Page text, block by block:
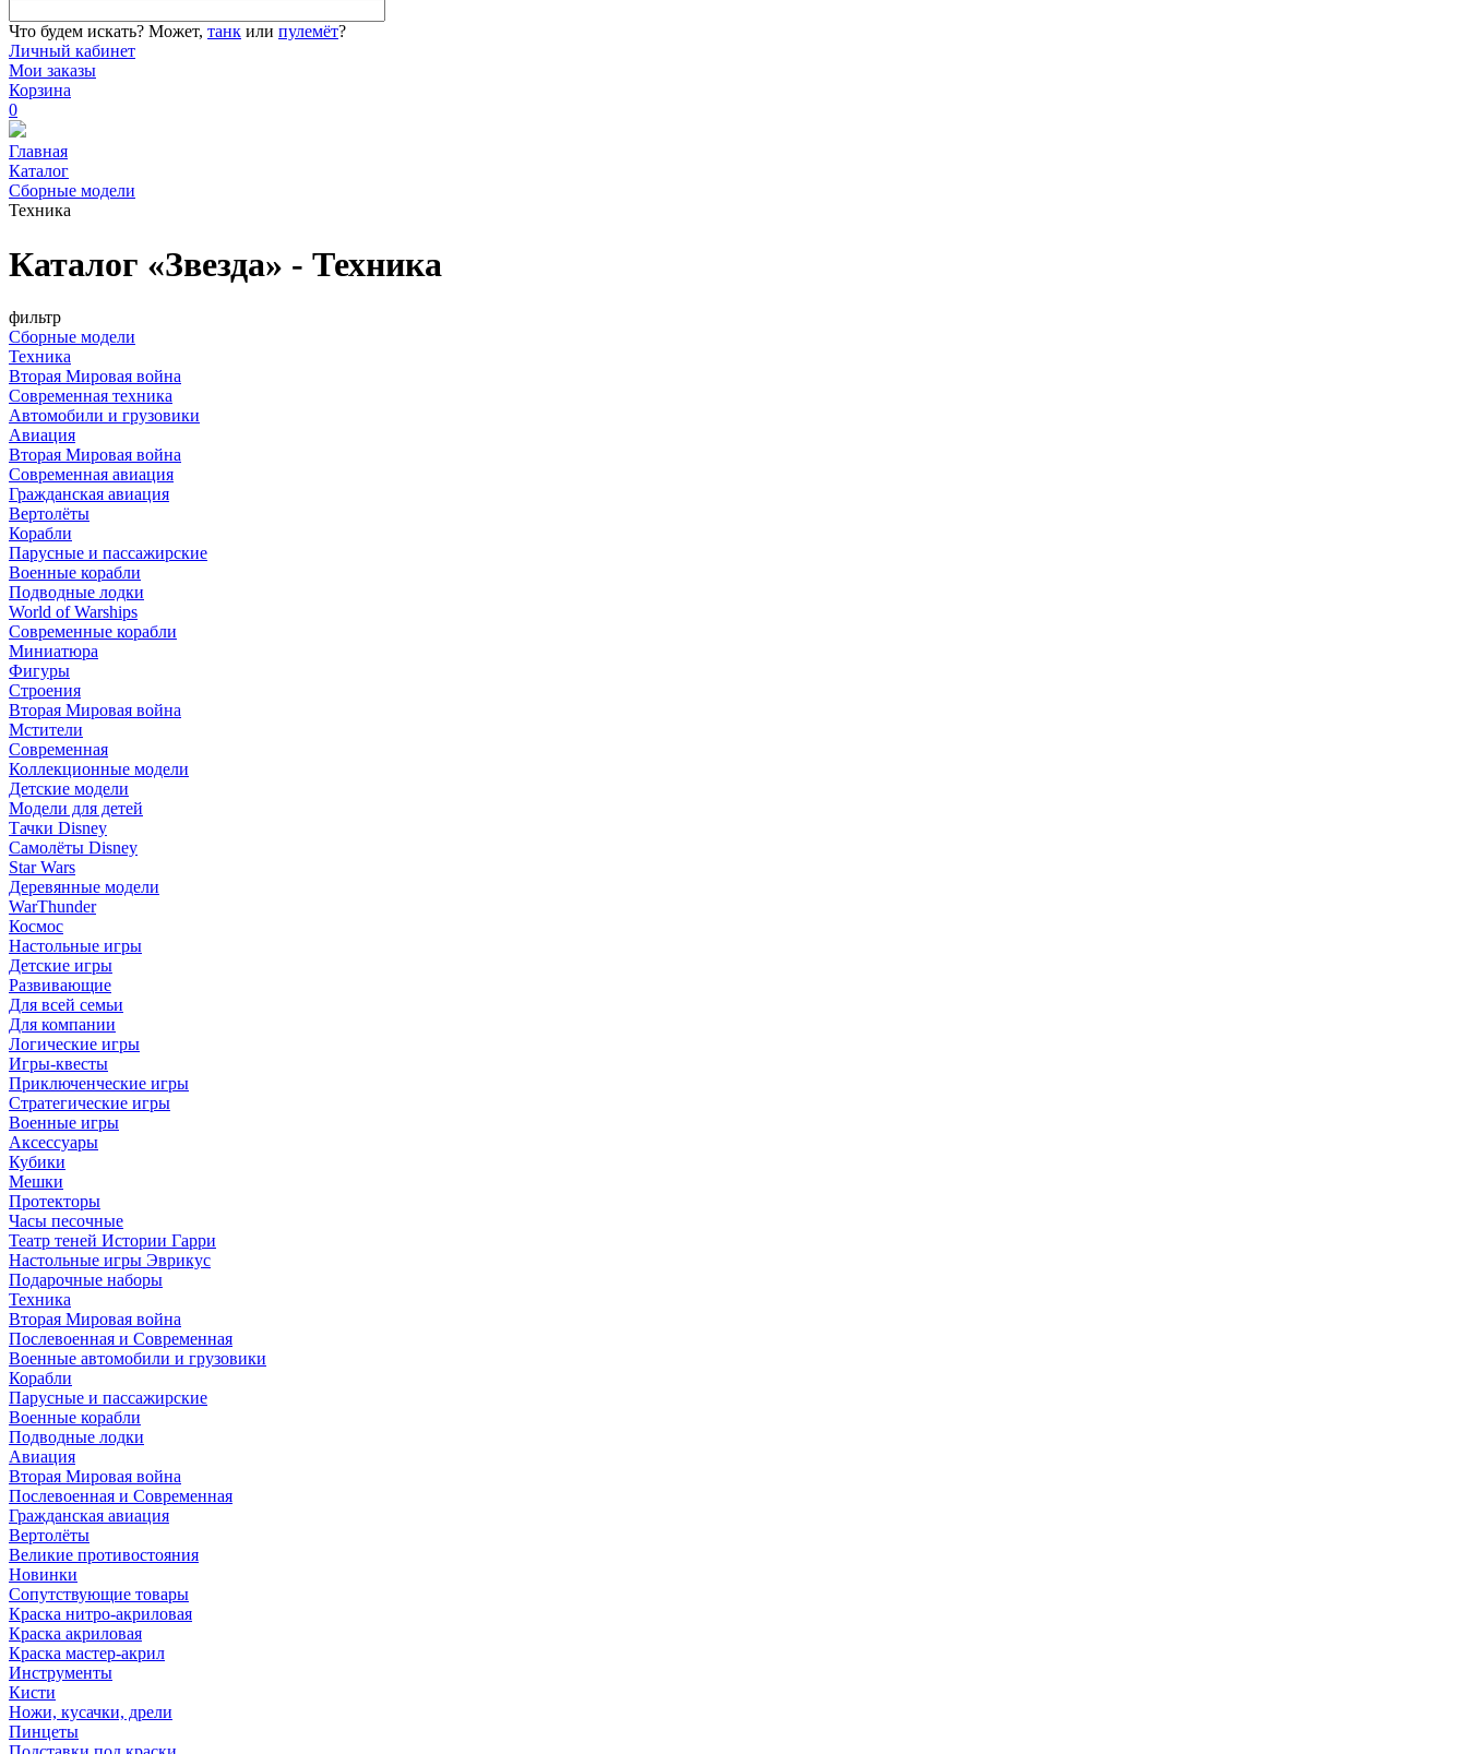
Что будем искать? Может, танк или пулемёт?
Личный кабинет
Мои заказы
Корзина
0
Главная
Каталог
Сборные модели
Техника
Каталог «Звезда» - Техника
фильтр
Сборные модели
Техника
Вторая Мировая война
Современная техника
Автомобили и грузовики
Авиация
Вторая Мировая война
Современная авиация
Гражданская авиация
Вертолёты
Корабли
Парусные и пассажирские
Военные корабли
Подводные лодки
World of Warships
Современные корабли
Миниатюра
Фигуры
Строения
Вторая Мировая война
Мстители
Современная
Коллекционные модели
Детские модели
Модели для детей
Тачки Disney
Самолёты Disney
Star Wars
Деревянные модели
WarThunder
Космос
Настольные игры
Детские игры
Развивающие
Для всей семьи
Для компании
Логические игры
Игры-квесты
Приключенческие игры
Стратегические игры
Военные игры
Аксессуары
Кубики
Мешки
Протекторы
Часы песочные
Театр теней Истории Гарри
Настольные игры Эврикус
Подарочные наборы
Техника
Вторая Мировая война
Послевоенная и Современная
Военные автомобили и грузовики
Корабли
Парусные и пассажирские
Военные корабли
Подводные лодки
Авиация
Вторая Мировая война
Послевоенная и Современная
Гражданская авиация
Вертолёты
Великие противостояния
Новинки
Сопутствующие товары
Краска нитро-акриловая
Краска акриловая
Краска мастер-акрил
Инструменты
Кисти
Ножи, кусачки, дрели
Пинцеты